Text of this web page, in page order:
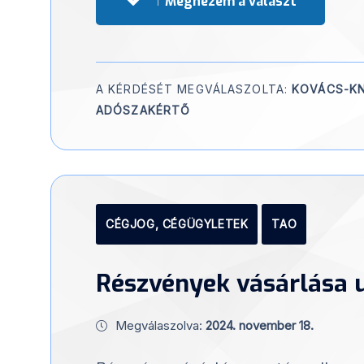
A KÉRDÉSÉT MEGVÁLASZOLTA: KOVÁCS-
ADÓSZAKÉRTŐ
CÉGJOG, CÉGÜGYLETEK TAO
Részvények
Megválaszolva: 2024. november 18.